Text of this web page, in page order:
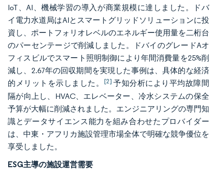
IoT、AI、機械学習の導入が商業規模に達しました。ドバ
イ電力水道局はAIとスマートグリッドソリューションに投
資し、ポートフォリオレベルのエネルギー使用量を二桁台
のパーセンテージで削減しました。ドバイのグレードAオ
フィスビルでスマート照明制御により年間消費量を25%削
減し、2.67年の回収期間を実現した事例は、具体的な経済
的メリットを示しました。 [2] 予知分析により平均故障間
隔が向上し、HVAC、エレベーター、冷水システムの保全
予算が大幅に削減されました。エンジニアリングの専門知
識とデータサイエンス能力を組み合わせたプロバイダー
は、中東・アフリカ施設管理市場全体で明確な競争優位を
享受しました。
ESG主導の施設運営需要